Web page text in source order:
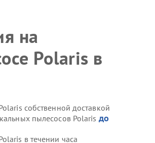
на
Polaris в
собственной доставкой
пылесосов Polaris до
в течении часа